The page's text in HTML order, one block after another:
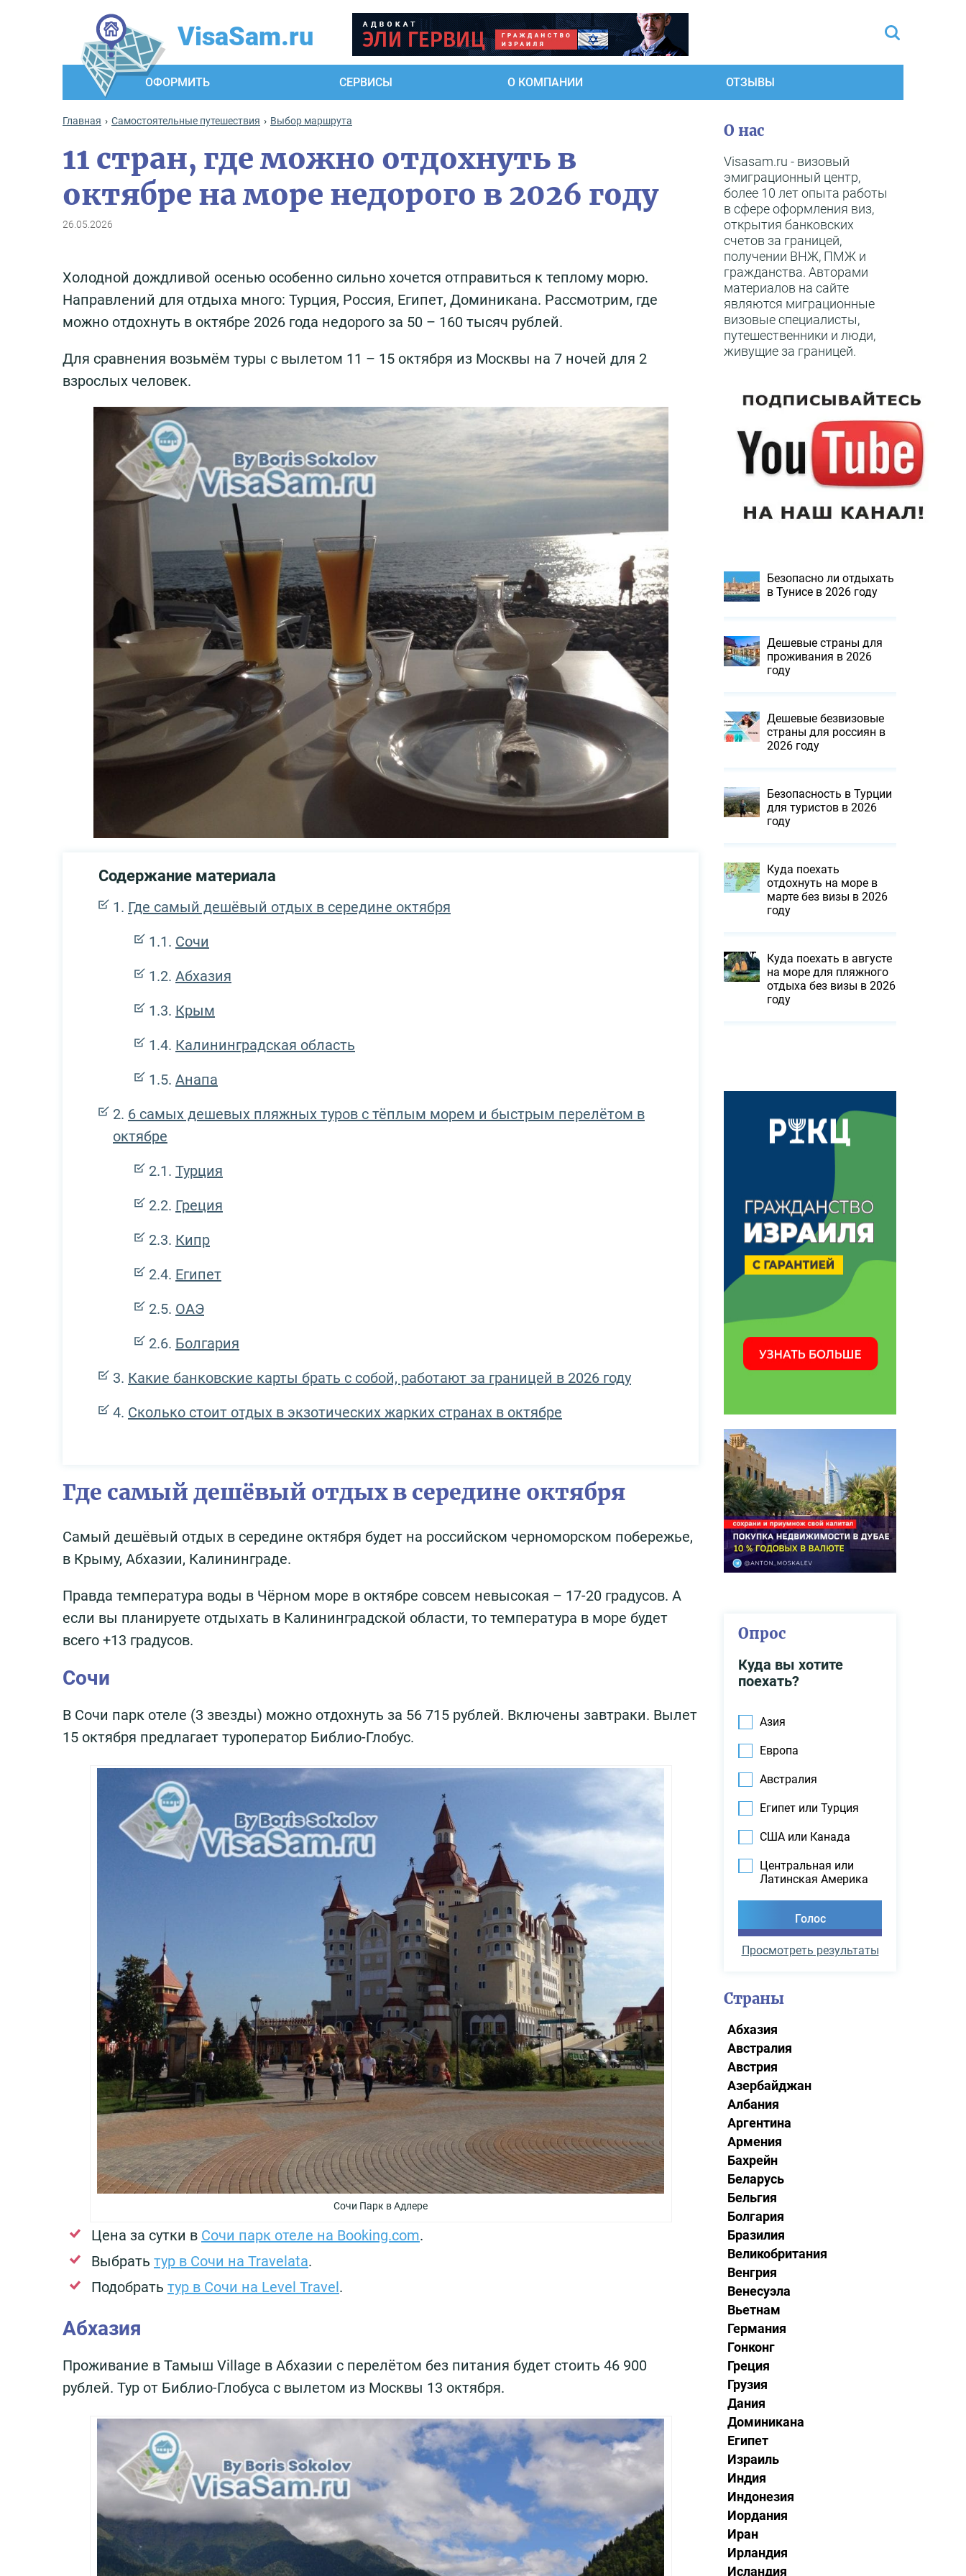
VisaSam.ru
ОФОРМИТЬ СЕРВИСЫ О КОМПАНИИ ОТЗЫВЫ
Главная Самостоятельные путешествия Выбор маршрута
11 стран, где можно отдохнуть в
октябре на море недорого в 2026 году
26.05.2026
Холодной дождливой осенью особенно сильно хочется отправиться к теплому морю.
Направлений для отдыха много: Турция, Россия, Египет, Доминикана. Рассмотрим, где
можно отдохнуть в октябре 2026 года недорого за 50 – 160 тысяч рублей.
Для сравнения возьмём туры с вылетом 11 – 15 октября из Москвы на 7 ночей для 2
взрослых человек.
Содержание материала
Где самый дешёвый отдых в середине октября
Сочи
Абхазия
Крым
Калининградская область
Анапа
6 самых дешевых пляжных туров с тёплым морем и быстрым перелётом в
октябре
Турция
Греция
Кипр
Египет
ОАЭ
Болгария
Какие банковские карты брать с собой, работают за границей в 2026 году
Сколько стоит отдых в экзотических жарких странах в октябре
Где самый дешёвый отдых в середине октября
Самый дешёвый отдых в середине октября будет на российском черноморском побережье,
в Крыму, Абхазии, Калининграде.
Правда температура воды в Чёрном море в октябре совсем невысокая – 17-20 градусов. А
если вы планируете отдыхать в Калининградской области, то температура в море будет
всего +13 градусов.
Сочи
В Сочи парк отеле (3 звезды) можно отдохнуть за 56 715 рублей. Включены завтраки. Вылет
15 октября предлагает туроператор Библио-Глобус.
Сочи Парк в Адлере
Цена за сутки в Сочи парк отеле на Booking.com.
Выбрать тур в Сочи на Travelata.
Подобрать тур в Сочи на Level Travel.
Абхазия
Проживание в Тамыш Village в Абхазии с перелётом без питания будет стоить 46 900
рублей. Тур от Библио-Глобуса с вылетом из Москвы 13 октября.
О нас
Visasam.ru - визовый
эмиграционный центр,
более 10 лет опыта работы
в сфере оформления виз,
открытия банковских
счетов за границей,
получении ВНЖ, ПМЖ и
гражданства. Авторами
материалов на сайте
являются миграционные
визовые специалисты,
путешественники и люди,
живущие за границей.
Безопасно ли отдыхать
в Тунисе в 2026 году
Дешевые страны для
проживания в 2026
году
Дешевые безвизовые
страны для россиян в
2026 году
Безопасность в Турции
для туристов в 2026
году
Куда поехать
отдохнуть на море в
марте без визы в 2026
году
Куда поехать в августе
на море для пляжного
отдыха без визы в 2026
году
Опрос
Куда вы хотите
поехать?
Азия
Европа
Австралия
Египет или Турция
США или Канада
Центральная или
Латинская Америка
Просмотреть результаты
Страны
Абхазия
Австралия
Австрия
Азербайджан
Албания
Аргентина
Армения
Бахрейн
Беларусь
Бельгия
Болгария
Бразилия
Великобритания
Венгрия
Венесуэла
Вьетнам
Германия
Гонконг
Греция
Грузия
Дания
Доминикана
Египет
Израиль
Индия
Индонезия
Иордания
Иран
Ирландия
Исландия